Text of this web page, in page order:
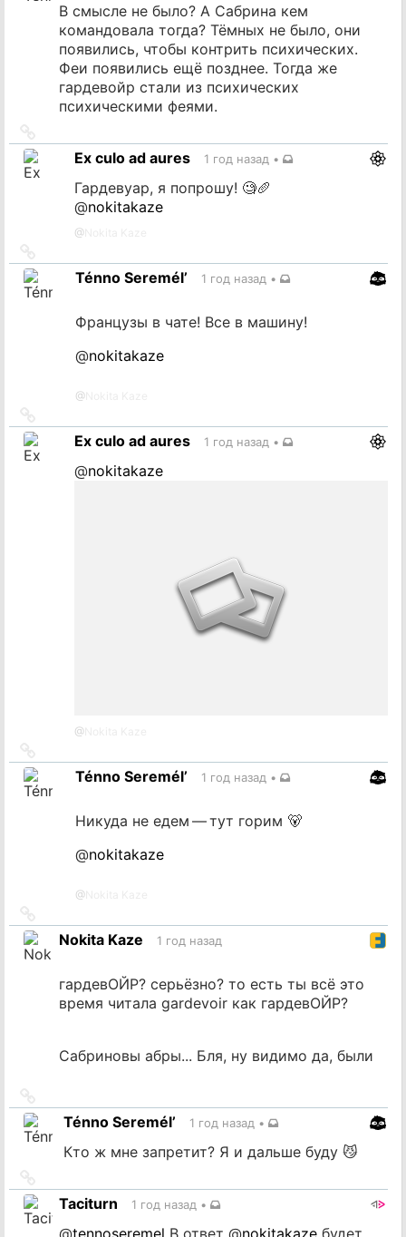
В смысле не было? А Сабрина кем
командовала тогда? Тёмных не было, они
появились, чтобы контрить психических.
Феи появились ещё позднее. Тогда же
гардевойр стали из психических
психическими феями.
на
источникEx culo ad aures 1 год назад •
Гардевуар, я попрошу! 🧐🥖
@nokitakaze
@
на
источникTénno Seremél’ 1 год назад •
Французы в чате! Все в машину!
@nokitakaze
@
на
источникEx culo ad aures 1 год назад •
@nokitakaze
@
на
источникTénno Seremél’ 1 год назад •
Никуда не едем — тут горим 🐻
@nokitakaze
@
на
источник
Nokita Kaze 1 год назад
гардевОЙР? серьёзно? то есть ты всё это
время читала gardevoir как гардевОЙР?
Сабриновы абры... Бля, ну видимо да, были
на
источникTénno Seremél’ 1 год назад •
Кто ж мне запретит? Я и дальше буду 😼
на
источник
Taciturn 1 год назад •
@tennoseremel В ответ @nokitakaze будет